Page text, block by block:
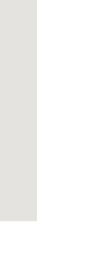
Ce
loin
de
une
vélos
côte